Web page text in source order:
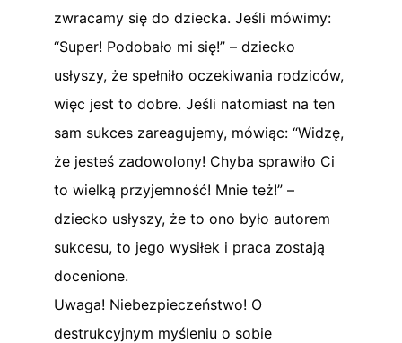
zwracamy się do dziecka. Jeśli mówimy:
“Super! Podobało mi się!” – dziecko
usłyszy, że spełniło oczekiwania rodziców,
więc jest to dobre. Jeśli natomiast na ten
sam sukces zareagujemy, mówiąc: “Widzę,
że jesteś zadowolony! Chyba sprawiło Ci
to wielką przyjemność! Mnie też!” –
dziecko usłyszy, że to ono było autorem
sukcesu, to jego wysiłek i praca zostają
docenione.
Uwaga! Niebezpieczeństwo! O
destrukcyjnym myśleniu o sobie